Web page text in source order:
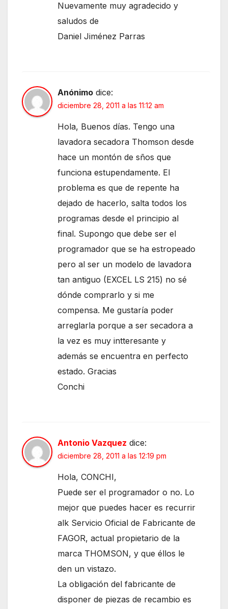
Nuevamente muy agradecido y
saludos de
Daniel Jiménez Parras
Anónimo dice:
diciembre 28, 2011 a las 11:12 am
Hola, Buenos días. Tengo una
lavadora secadora Thomson desde
hace un montón de sños que
funciona estupendamente. El
problema es que de repente ha
dejado de hacerlo, salta todos los
programas desde el principio al
final. Supongo que debe ser el
programador que se ha estropeado
pero al ser un modelo de lavadora
tan antiguo (EXCEL LS 215) no sé
dónde comprarlo y si me
compensa. Me gustaría poder
arreglarla porque a ser secadora a
la vez es muy intteresante y
además se encuentra en perfecto
estado. Gracias
Conchi
Antonio Vazquez dice:
diciembre 28, 2011 a las 12:19 pm
Hola, CONCHI,
Puede ser el programador o no. Lo
mejor que puedes hacer es recurrir
alk Servicio Oficial de Fabricante de
FAGOR, actual propietario de la
marca THOMSON, y que éllos le
den un vistazo.
La obligación del fabricante de
disponer de piezas de recambio es